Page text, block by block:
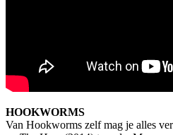
HOOKWORMS
Van Hookworms zelf mag je alles